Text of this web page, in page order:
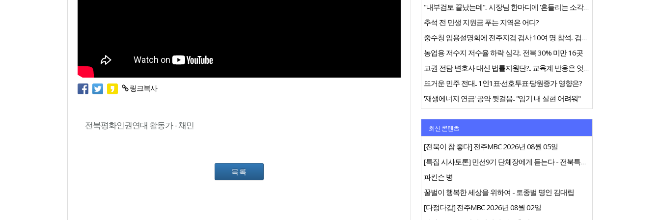
링크복사
전북평화인권연대 활동가 - 채민
목록
"내부검토 끝났는데".. 시장님 한마디에 '흔들리는 소각장'
추석 전 민생 지원금 푸는 지역은 어디?
중수청 임용설명회에 전주지검 검사 10여 명 참석.. 검사들 '신중론'
농업용 저수지 저수율 하락 심각.. 전북 30% 미만 16곳
교권 전담 변호사 대신 법률지원단?.. 교육계 반응은 엇갈려
뜨거운 민주 전대.. 1인1표·선호투표·당원증가 영향은?
'재생에너지 연금' 공약 뒷걸음.. "임기 내 실현 어려워"
최신 콘텐츠
[전북이 참 좋다] 전주MBC 2026년 08월 05일
[특집 시사토론] 민선9기 단체장에게 듣는다 - 전북특별자치도지사
파킨슨 병
꿀벌이 행복한 세상을 위하여 - 토종벌 명인 김대립
[다정다감] 전주MBC 2026년 08월 02일